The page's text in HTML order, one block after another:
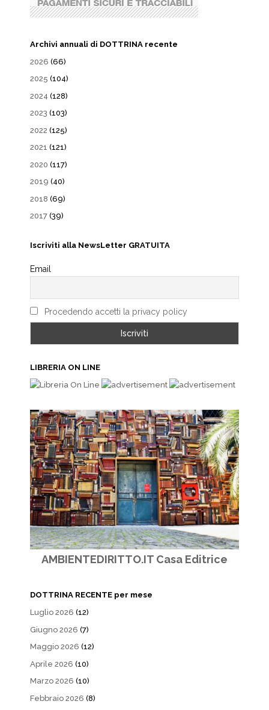
Archivi annuali di DOTTRINA recente
2026 (66)
2025 (104)
2024 (128)
2023 (103)
2022 (125)
2021 (121)
2020 (117)
2019 (40)
2018 (69)
2017 (39)
Iscriviti alla NewsLetter GRATUITA
Email
Procedendo accetti la privacy policy
LIBRERIA ON LINE
AMBIENTEDIRITTO.IT Casa Editrice
DOTTRINA RECENTE per mese
Luglio 2026 (12)
Giugno 2026 (7)
Maggio 2026 (12)
Aprile 2026 (10)
Marzo 2026 (10)
Febbraio 2026 (8)